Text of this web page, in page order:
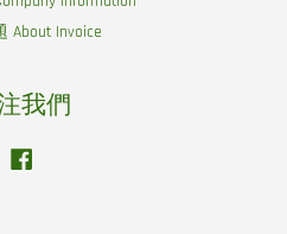
About Invoice
我們